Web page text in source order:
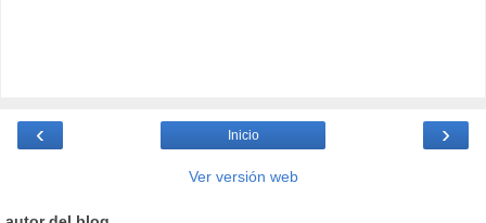
‹ ›
Inicio
Ver versión web